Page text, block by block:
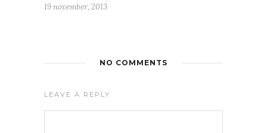
19 november, 2013
NO COMMENTS
LEAVE A REPLY